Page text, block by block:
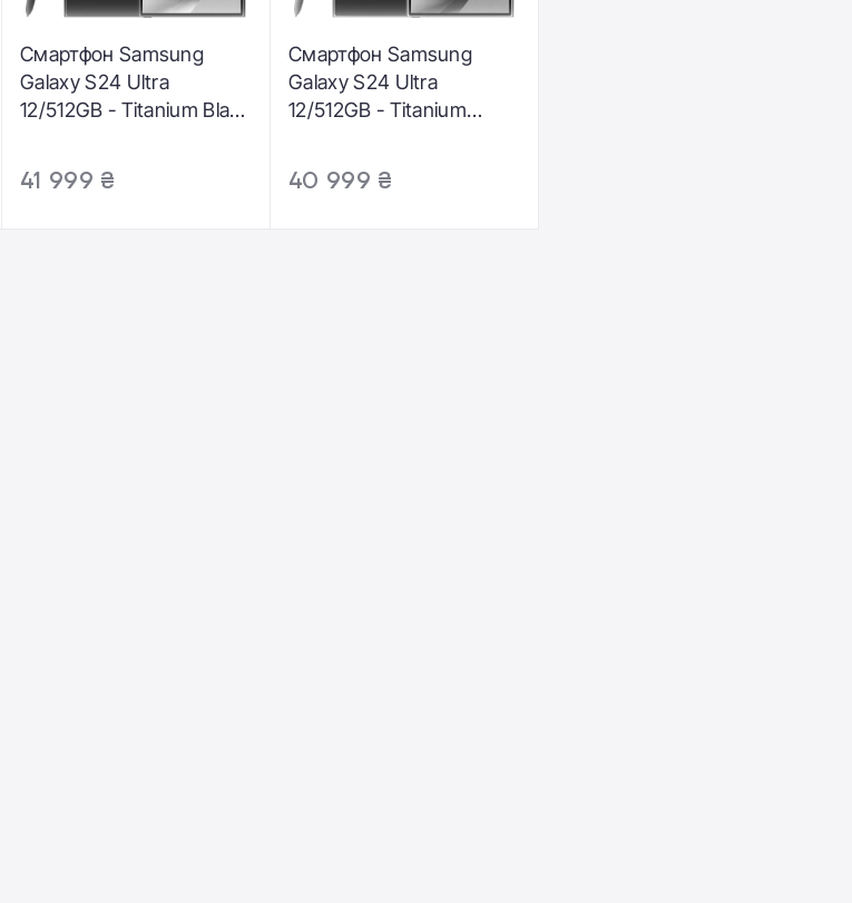
Смартфон Samsung
Galaxy S24 Ultra
12/512GB - Titanium Black
41 999 ₴
Смартфон Samsung
Galaxy S24 Ultra
12/512GB - Titanium
40 999 ₴